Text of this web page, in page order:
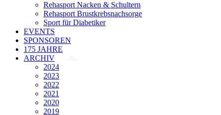
Rehasport Nacken & Schultern
Rehasport Brustkrebsnachsorge
Sport für Diabetiker
EVENTS
SPONSOREN
175 JAHRE
ARCHIV
2024
2023
2022
2021
2020
2019